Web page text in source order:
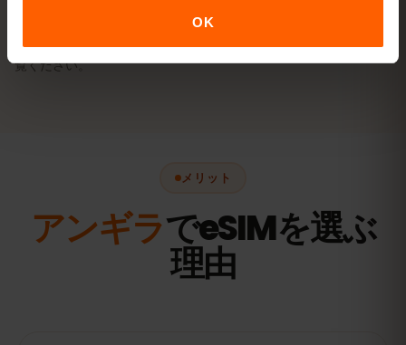
OK
メニュー名は端末モデルやAndroidのバージョンによって多少異な
る場合があります。端末別の詳しい手順はeSIM有効化ガイドをご
覧ください。
メリット
アンギラでeSIMを選ぶ
理由